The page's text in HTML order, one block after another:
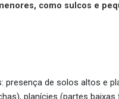
como sulcos e
presença de solos altos e
planícies (partes